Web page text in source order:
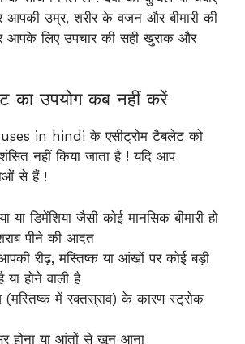
उम्र, शरीर के वजन और बीमारी की
आपके लिए उपचार की सही खुराक और
का उपयोग कब नहीं करें
in hindi के एसीट्रोम टैबलेट को
नहीं किया जाता है ! यदि आप
से हैं !
या डिमेंशिया जैसी कोई मानसिक बीमारी हो
पीने की आदत
रीढ़, मस्तिष्क या आंखों पर कोई बड़ी
या होने वाली है
(मस्तिष्क में रक्तस्राव) के कारण स्ट्रोक
होना या आंतों से खून आना